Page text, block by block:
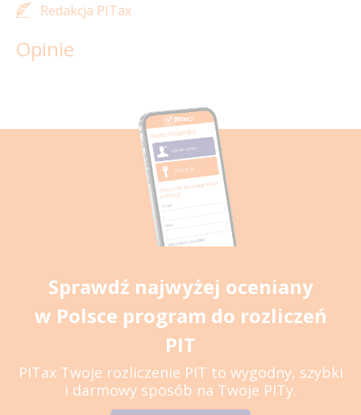
Redakcja PITax
Opinie
Sprawdź najwyżej oceniany
w Polsce program do rozliczeń
PIT
PITax Twoje rozliczenie PIT to wygodny, szybki
i darmowy sposób na Twoje PITy.